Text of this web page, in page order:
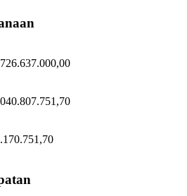
Desa Sulahan Kembangkan
2018
PAKRAMAN TANGGAHAN
Baru di Bangli Mirip Penglipuran
WARUNG HIDUP DI RUMAH
Kembali"